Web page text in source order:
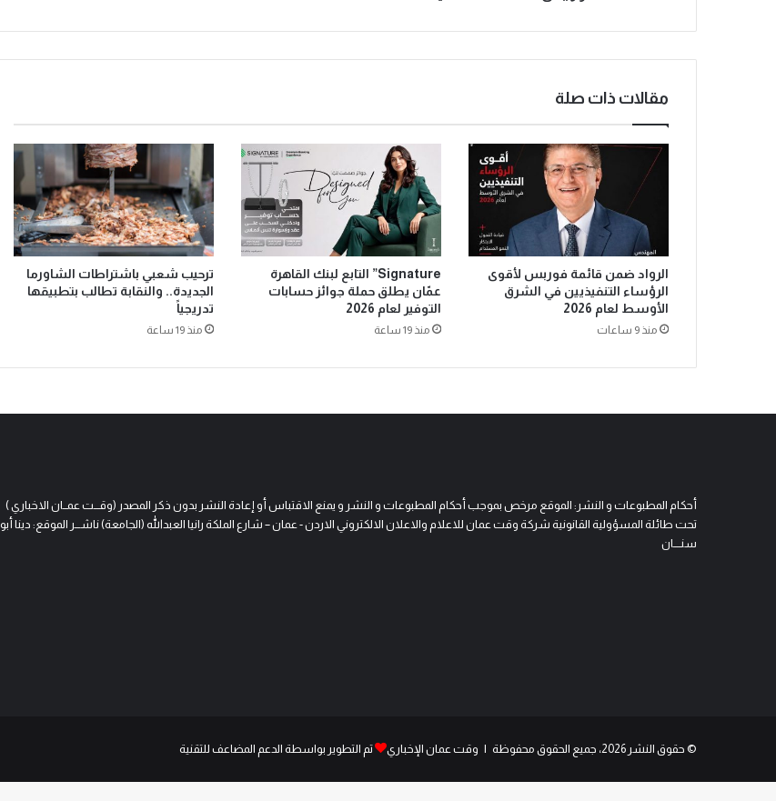
مقالات ذات صلة
الرواد ضمن قائمة فوربس لأقوى
الرؤساء التنفيذيين في الشرق
الأوسط لعام 2026
منذ 9 ساعات
Signature” التابع لبنك القاهرة
عمّان يطلق حملة جوائز حسابات
التوفير لعام 2026
منذ 19 ساعة
ترحيب شعبي باشتراطات الشاورما
الجديدة.. والنقابة تطالب بتطبيقها
تدريجياً
منذ 19 ساعة
أحكام المطبوعات و النشر: الموقع مرخص بموجب أحكام المطبوعات و النشر و يمنع الاقتباس أو إعادة النشر بدون ذكر المصدر (وقـــت عمــان الاخباري )
تحت طائلة المسؤولية القانونية شركة وقت عمان للاعلام والاعلان الالكتروني الاردن - عمان – شارع الملكة رانيا العبدالله (الجامعة) ناشـــر الموقع: دينا أبو
سنــــان
© حقوق النشر 2026، جميع الحقوق محفوظة | وقت عمان الإخباري تم التطوير بواسطة الدعم المضاعف للتقنية